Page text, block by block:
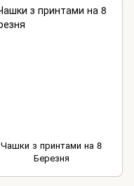
Чашки з принтами на 8
Березня